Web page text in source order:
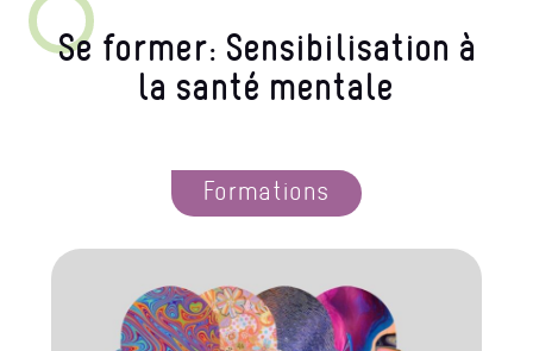
Se former: Sensibilisation à
la santé mentale
Formations